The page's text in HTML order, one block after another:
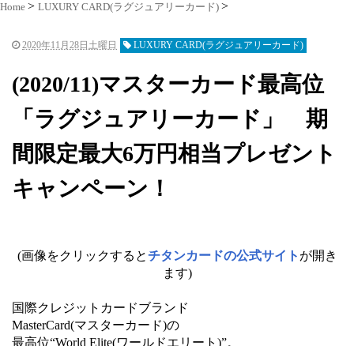
Home LUXURY CARD(ラグジュアリーカード)
2020年11月28日土曜日 LUXURY CARD(ラグジュアリーカード)
(2020/11)マスターカード最高位
「ラグジュアリーカード」 期
間限定最大6万円相当プレゼント
キャンペーン！
(画像をクリックするとチタンカードの公式サイト が開き
ます)
国際クレジットカードブランド
MasterCard(マスターカード)の
最高位“World Elite(ワールドエリート)”。